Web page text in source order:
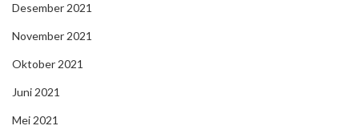
Desember 2021
November 2021
Oktober 2021
Juni 2021
Mei 2021